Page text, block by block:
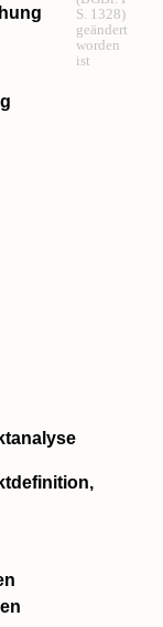
S. 1328)
geändert
worden
ist